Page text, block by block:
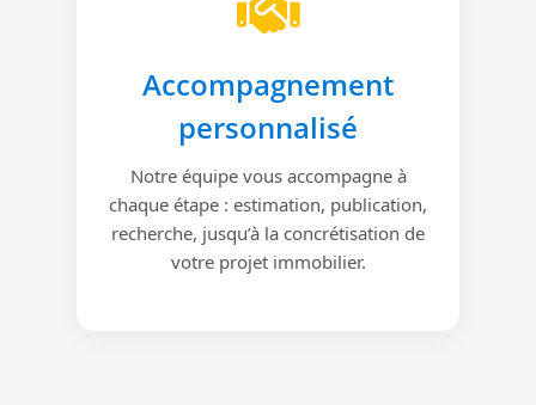
Accompagnement
personnalisé
Notre équipe vous accompagne à
chaque étape : estimation, publication,
recherche, jusqu’à la concrétisation de
votre projet immobilier.